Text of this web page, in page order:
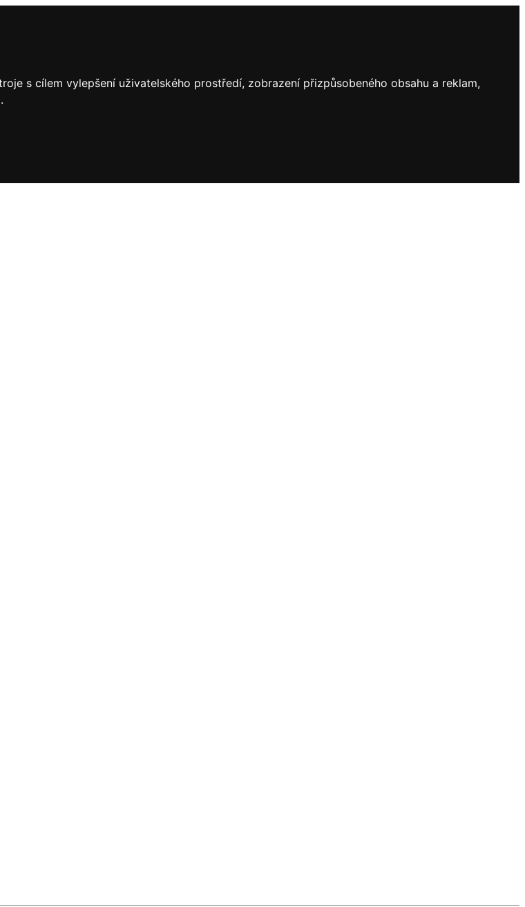
s cílem vylepšení uživatelského prostředí, zobrazení přizpůsobeného obsahu a reklam,